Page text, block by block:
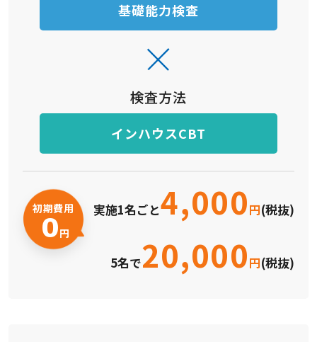
基礎能力検査
検査方法
インハウスCBT
初期費用
0円
実施1名ごと4,000円(税抜)
5名で20,000円(税抜)